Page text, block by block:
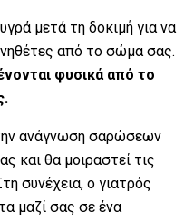
μετά τη δοκιμή για να
από το σώμα σας.
φυσικά από το
ανάγνωση σαρώσεων
και θα μοιραστεί τις
συνέχεια, ο γιατρός
μαζί σας σε ένα